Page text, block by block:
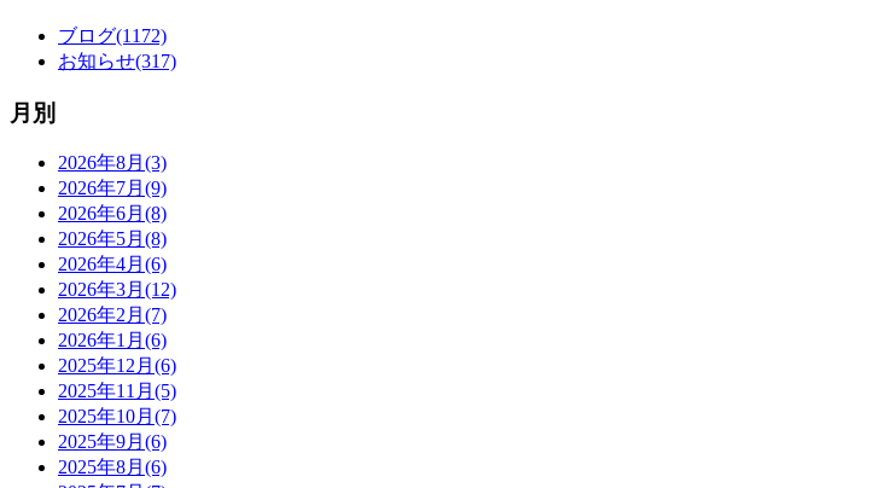
ブログ(1172)
お知らせ(317)
月別
2026年8月(3)
2026年7月(9)
2026年6月(8)
2026年5月(8)
2026年4月(6)
2026年3月(12)
2026年2月(7)
2026年1月(6)
2025年12月(6)
2025年11月(5)
2025年10月(7)
2025年9月(6)
2025年8月(6)